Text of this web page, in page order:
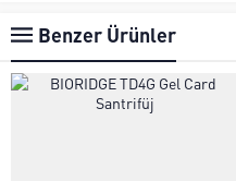
Benzer Ürünler